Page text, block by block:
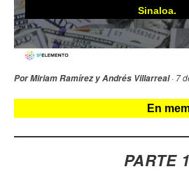
Sinaloa.
Por Miriam Ramírez y Andrés Villarreal· 7
En
PARTE 1